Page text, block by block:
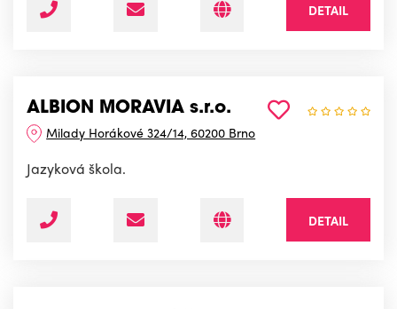
DETAIL
ALBION MORAVIA s.r.o.
Milady Horákové 324/14, 60200 Brno
Jazyková škola.
DETAIL